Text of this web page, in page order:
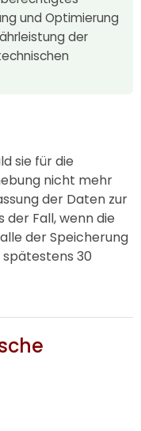
und Optimierung
der
sie für die
nicht mehr
der Daten zur
der Fall, wenn die
der Speicherung
spätestens 30